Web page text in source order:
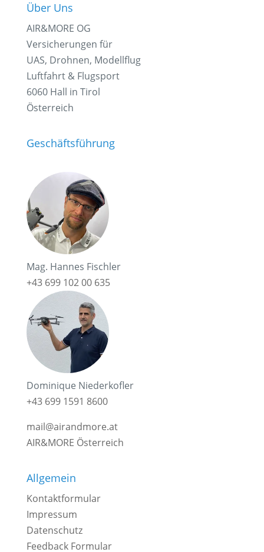
Über Uns
AIR&MORE OG
Versicherungen für
UAS, Drohnen, Modellflug
Luftfahrt & Flugsport
6060 Hall in Tirol
Österreich
Geschäftsführung
Mag. Hannes Fischler
+43 699 102 00 635
Dominique Niederkofler
+43 699 1591 8600
mail@airandmore.at
AIR&MORE Österreich
Allgemein
Kontaktformular
Impressum
Datenschutz
Feedback Formular